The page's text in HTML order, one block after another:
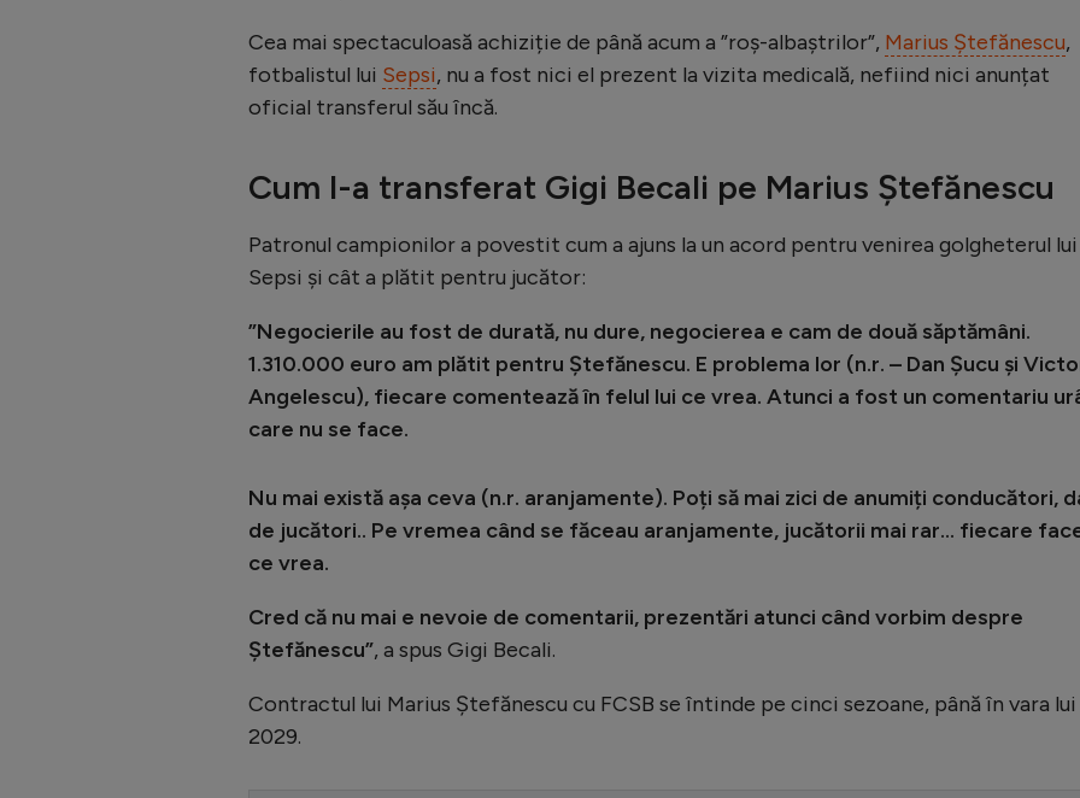
Cea mai spectaculoasă achiziție de până acum a ”roș-albaștrilor”, Marius Ştefănescu,
fotbalistul lui Sepsi, nu a fost nici el prezent la vizita medicală, nefiind nici anunțat
oficial transferul său încă.
Cum l-a transferat Gigi Becali pe Marius Ștefănescu
Patronul campionilor a povestit cum a ajuns la un acord pentru venirea golgheterul lui
Sepsi și cât a plătit pentru jucător:
”Negocierile au fost de durată, nu dure, negocierea e cam de două săptămâni.
1.310.000 euro am plătit pentru Ștefănescu. E problema lor (n.r. – Dan Șucu și
Angelescu), fiecare comentează în felul lui ce vrea. Atunci a fost un comentariu
care nu se face.
Nu mai există așa ceva (n.r. aranjamente). Poți să mai zici de anumiți conducători,
de jucători.. Pe vremea când se făceau aranjamente, jucătorii mai rar… fiecare
ce vrea.
Cred că nu mai e nevoie de comentarii, prezentări atunci când vorbim despre
Ștefănescu”, a spus Gigi Becali.
Contractul lui Marius Ștefănescu cu FCSB se întinde pe cinci sezoane, până în vara lui
2029.